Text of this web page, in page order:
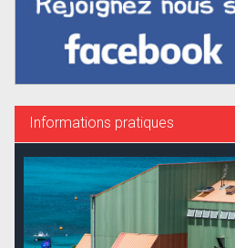
Informations pratiques